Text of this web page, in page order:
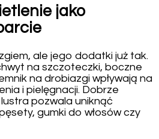
jako
ale jego dodatki już tak.
na szczoteczki, boczne
na drobiazgi wpływają na
i pielęgnacji. Dobrze
pozwala uniknąć
gumki do włosów czy